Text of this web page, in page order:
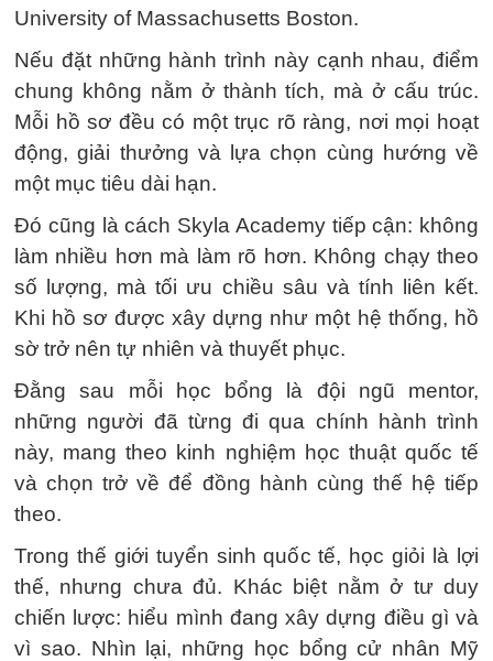
University of Massachusetts Boston.
Nếu đặt những hành trình này cạnh nhau, điểm
chung không nằm ở thành tích, mà ở cấu trúc.
Mỗi hồ sơ đều có một trục rõ ràng, nơi mọi hoạt
động, giải thưởng và lựa chọn cùng hướng về
một mục tiêu dài hạn.
Đó cũng là cách Skyla Academy tiếp cận: không
làm nhiều hơn mà làm rõ hơn. Không chạy theo
số lượng, mà tối ưu chiều sâu và tính liên kết.
Khi hồ sơ được xây dựng như một hệ thống, hồ
sờ trở nên tự nhiên và thuyết phục.
Đằng sau mỗi học bổng là đội ngũ mentor,
những người đã từng đi qua chính hành trình
này, mang theo kinh nghiệm học thuật quốc tế
và chọn trở về để đồng hành cùng thế hệ tiếp
theo.
Trong thế giới tuyển sinh quốc tế, học giỏi là lợi
thế, nhưng chưa đủ. Khác biệt nằm ở tư duy
chiến lược: hiểu mình đang xây dựng điều gì và
vì sao. Nhìn lại, những học bổng cử nhân Mỹ